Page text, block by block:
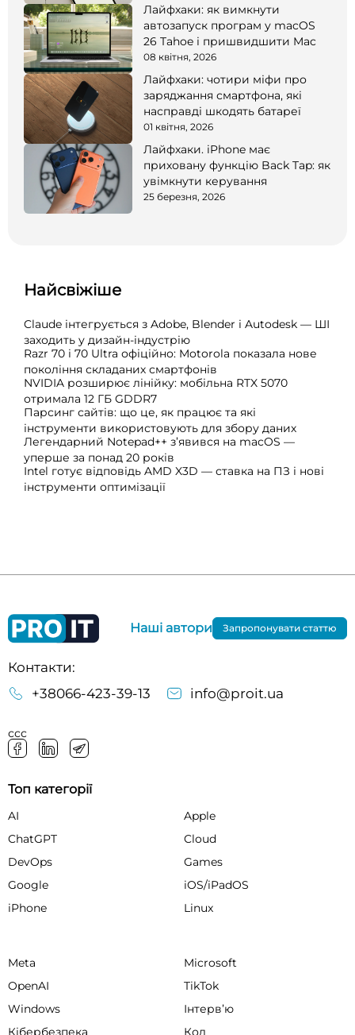
Лайфхаки: як вимкнути
автозапуск програм у macOS
26 Tahoe і пришвидшити Mac
08 квітня, 2026
Лайфхаки: чотири міфи про
заряджання смартфона, які
насправді шкодять батареї
01 квітня, 2026
Лайфхаки. iPhone має
приховану функцію Back Tap: як
увімкнути керування
25 березня, 2026
Найсвіжіше
Claude інтегрується з Adobe, Blender і Autodesk — ШІ
заходить у дизайн-індустрію
Razr 70 і 70 Ultra офіційно: Motorola показала нове
покоління складаних смартфонів
NVIDIA розширює лінійку: мобільна RTX 5070
отримала 12 ГБ GDDR7
Парсинг сайтів: що це, як працює та які
інструменти використовують для збору даних
Легендарний Notepad++ з’явився на macOS —
уперше за понад 20 років
Intel готує відповідь AMD X3D — ставка на ПЗ і нові
інструменти оптимізації
Контакти:
+38066-423-39-13
info@proit.ua
ссс
Наші автори Запропонувати статтю
Топ категорії
AI
Apple
ChatGPT
Cloud
DevOps
Games
Google
iOS/iPadOS
iPhone
Linux
Meta
Microsoft
OpenAI
TikTok
Windows
Інтервʼю
Кібербезпека
Код